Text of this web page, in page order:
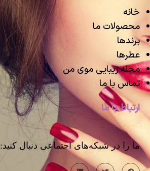
خانه
محصولات ما
برندها
عطرها
مجله زیبایی موی من
تماس با ما
ارتباط با ما
ما را در شبکه‌های اجتماعی دنبال کنید: